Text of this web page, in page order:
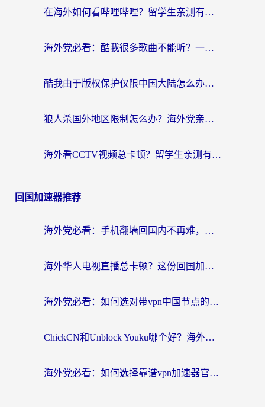
在海外如何看哔哩哔哩？留学生亲测有效的回国加速指南
海外党必看：酷我很多歌曲不能听？一招解决优酷版权限制+B站地域问题！
酷我由于版权保护仅限中国大陆怎么办？海外党亲测有效的解锁指南
狼人杀国外地区限制怎么办？海外党亲测有效的全场景回国加速指南
海外看CCTV视频总卡顿？留学生亲测有效的回国加速器选择指南
回国加速器推荐
海外党必看：手机翻墙回国内不再难，一篇搞定无缝访问国内资源指南
海外华人电视直播总卡顿？这份回国加速器选择指南帮你无缝看国内资源
海外党必看：如何选对带vpn中国节点的加速器？无缝访问国内资源全攻略
ChickCN和Unblock Youku哪个好？海外党亲测4款热门回国加速器，附避坑指南
海外党必看：如何选择靠谱vpn加速器官网？轻松解决国内APP地区限制